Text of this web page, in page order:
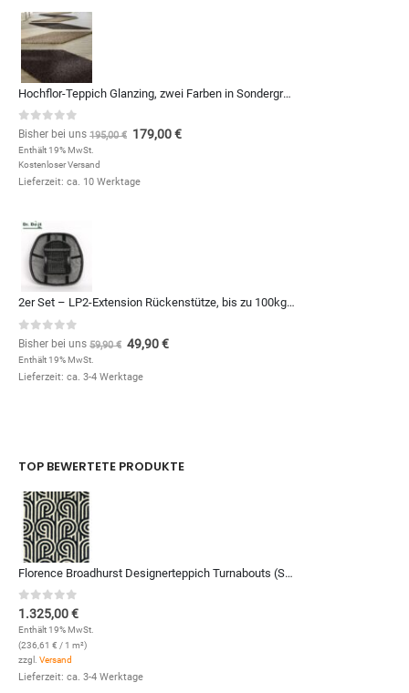
Hochflor-Teppich Glanzing, zwei Farben in Sondergrößen und Formen, zum Qm-Preis von
0out of 5
Bisher bei uns 195,00€ 179,00€
Enthält 19% MwSt.
Kostenloser Versand
Lieferzeit: ca. 10 Werktage
2er Set – LP2-Extension Rückenstütze, bis zu 100kg – 10€ günstiger
0 out of 5
Bisher bei uns 59,90€ 49,90€
Enthält 19% MwSt.
Lieferzeit: ca. 3-4 Werktage
TOP BEWERTETE PRODUKTE
Florence Broadhurst Designerteppich Turnabouts (Schwarz/Weiß; 200 x 280 cm)
0 out of 5
1.325,00€
Enthält 19% MwSt.
(236,61 € / 1 m²)
zzgl. Versand
Lieferzeit: ca. 3-4 Werktage